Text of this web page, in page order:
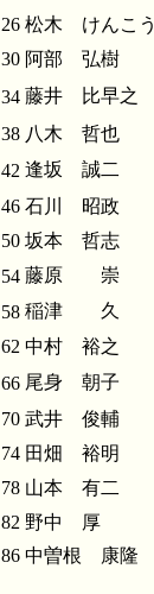
26 松木 けんこう
30 阿部 弘樹
34 藤井 比早之
38 八木 哲也
42 逢坂 誠二
46 石川 昭政
50 坂本 哲志
54 藤原 崇
58 稲津 久
62 中村 裕之
66 尾身 朝子
70 武井 俊輔
74 田畑 裕明
78 山本 有二
82 野中 厚
86 中曽根 康隆